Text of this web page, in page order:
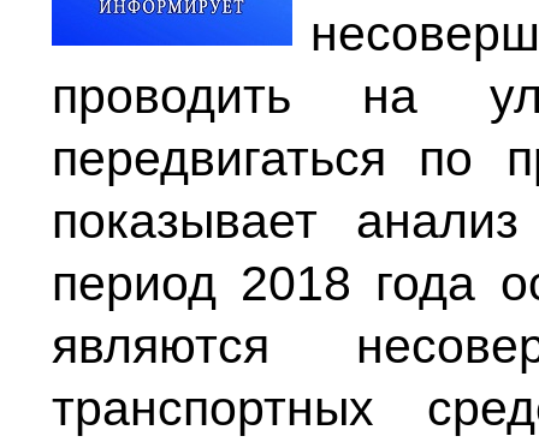
проводить на
передвигаться по
показывает
период 2018 года
являются
транспортных